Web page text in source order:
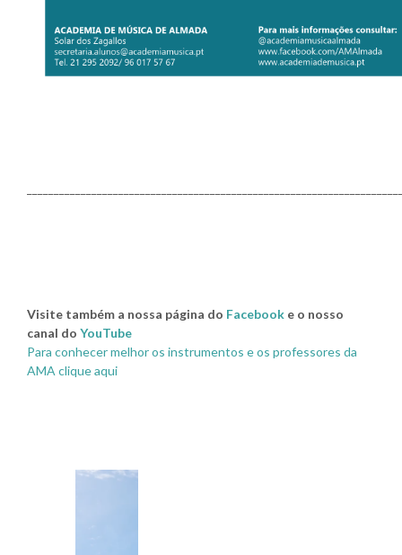
Visite também a nossa página do Facebook e o nosso
canal do YouTube
Para conhecer melhor os instrumentos e os professores da
AMA clique aqui